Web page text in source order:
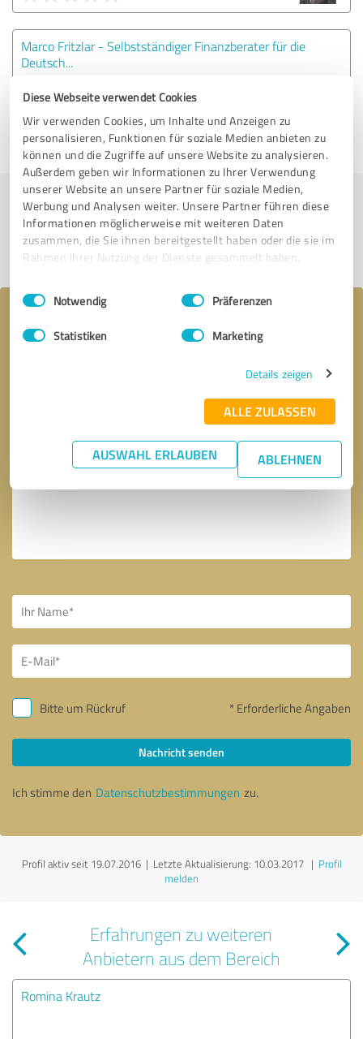
Diese Webseite verwendet Cookies
Wir verwenden Cookies, um Inhalte und Anzeigen zu
personalisieren, Funktionen für soziale Medien anbieten zu
können und die Zugriffe auf unsere Website zu analysieren.
Außerdem geben wir Informationen zu Ihrer Verwendung
unserer Website an unsere Partner für soziale Medien,
Werbung und Analysen weiter. Unsere Partner führen diese
Informationen möglicherweise mit weiteren Daten
zusammen, die Sie ihnen bereitgestellt haben oder die sie im
Rahmen Ihrer Nutzung der Dienste gesammelt haben.
Impressum Datenschutzbestimmungen
Einwilligungsauswahl
Notwendig Präferenzen
Statistiken Marketing
Details zeigen
ALLE ZULASSEN
AUSWAHL ERLAUBEN ABLEHNEN
Marco Fritzlar - Selbstständiger Finanzberater für die
Deutsch...
0 Bewertungen
Jetzt bewerten
Profil teilen
Taunusstein
Bitte um Rückruf * Erforderliche Angaben
Nachricht senden
Ich stimme den Datenschutzbestimmungen zu.
Profil aktiv seit 19.07.2016 | Letzte Aktualisierung: 10.03.2017| Profil
melden
Erfahrungen zu weiteren
Anbietern aus dem Bereich
Romina Krautz